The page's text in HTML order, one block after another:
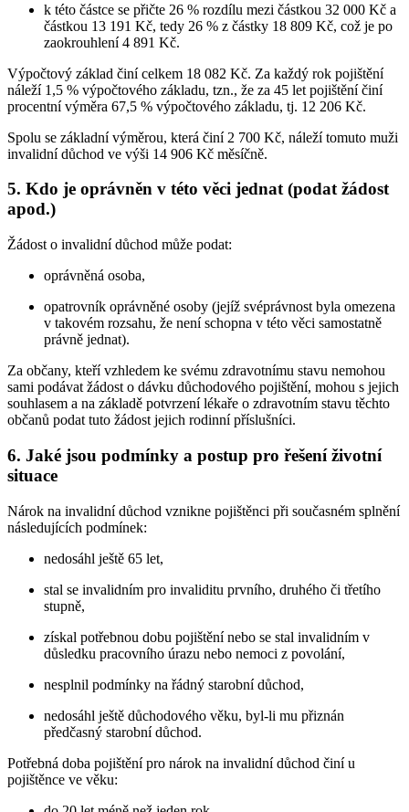
k této částce se přičte 26 % rozdílu mezi částkou 32 000 Kč a
částkou 13 191 Kč, tedy 26 % z částky 18 809 Kč, což je po
zaokrouhlení 4 891 Kč.
Výpočtový základ činí celkem 18 082 Kč. Za každý rok pojištění
náleží 1,5 % výpočtového základu, tzn., že za 45 let pojištění činí
procentní výměra 67,5 % výpočtového základu, tj. 12 206 Kč.
Spolu se základní výměrou, která činí 2 700 Kč, náleží tomuto muži
invalidní důchod ve výši 14 906 Kč měsíčně.
5. Kdo je oprávněn v této věci jednat (podat žádost
apod.)
Žádost o invalidní důchod může podat:
oprávněná osoba,
opatrovník oprávněné osoby (jejíž svéprávnost byla omezena
v takovém rozsahu, že není schopna v této věci samostatně
právně jednat).
Za občany, kteří vzhledem ke svému zdravotnímu stavu nemohou
sami podávat žádost o dávku důchodového pojištění, mohou s jejich
souhlasem a na základě potvrzení lékaře o zdravotním stavu těchto
občanů podat tuto žádost jejich rodinní příslušníci.
6. Jaké jsou podmínky a postup pro řešení životní
situace
Nárok na invalidní důchod vznikne pojištěnci při současném splnění
následujících podmínek:
nedosáhl ještě 65 let,
stal se invalidním pro invaliditu prvního, druhého či třetího
stupně,
získal potřebnou dobu pojištění nebo se stal invalidním v
důsledku pracovního úrazu nebo nemoci z povolání,
nesplnil podmínky na řádný starobní důchod,
nedosáhl ještě důchodového věku, byl-li mu přiznán
předčasný starobní důchod.
Potřebná doba pojištění pro nárok na invalidní důchod činí u
pojištěnce ve věku: